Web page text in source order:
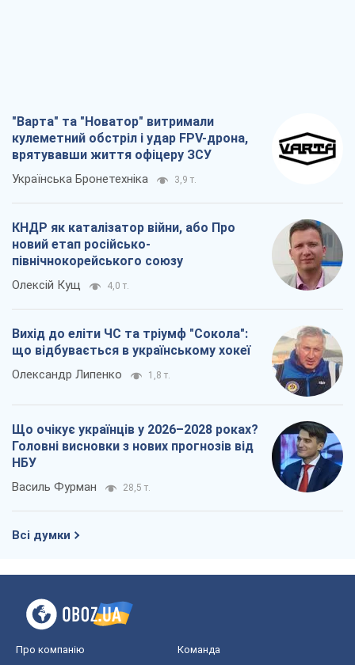
"Варта" та "Новатор" витримали
кулеметний обстріл і удар FPV-дрона,
врятувавши життя офіцеру ЗСУ
Українська Бронетехніка 3,9 т.
КНДР як каталізатор війни, або Про
новий етап російсько-
північнокорейського союзу
Олексій Кущ 4,0 т.
Вихід до еліти ЧС та тріумф "Сокола":
що відбувається в українському хокеї
Олександр Липенко 1,8 т.
Що очікує українців у 2026–2028 роках?
Головні висновки з нових прогнозів від
НБУ
Василь Фурман 28,5 т.
Всі думки
Про компанію Команда